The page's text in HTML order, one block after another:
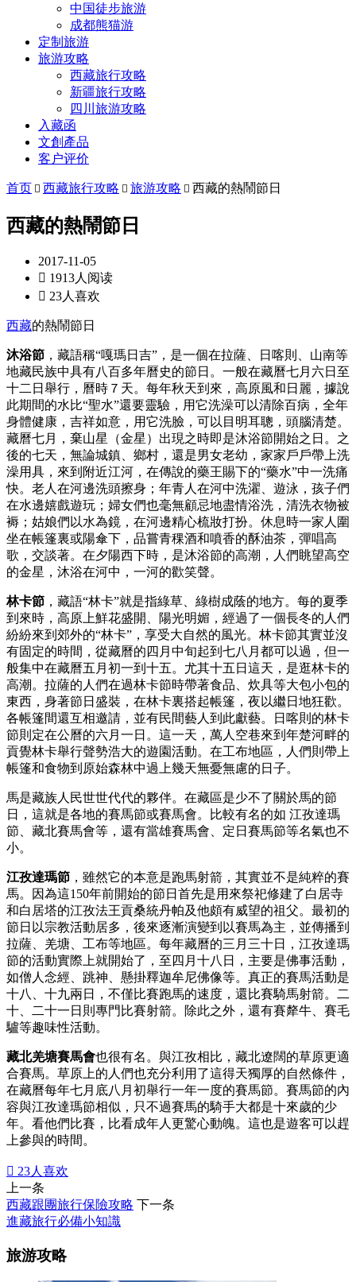
中国徒步旅游
成都熊猫游
定制旅游
旅游攻略
西藏旅行攻略
新疆旅行攻略
四川旅游攻略
入藏函
文創產品
客户评价
首页  西藏旅行攻略  旅游攻略  西藏的熱鬧節日
西藏的熱鬧節日
2017-11-05
 1913人阅读
 23人喜欢
西藏的熱鬧節日
沐浴節 ，藏語稱“嘎瑪日吉”，是一個在拉薩、日喀則、山南等
地藏民族中具有八百多年曆史的節日。一般在藏曆七月六日至
十二日舉行，曆時７天。每年秋天到來，高原風和日麗，據說
此期間的水比“聖水”還要靈驗，用它洗澡可以清除百病，全年
身體健康，吉祥如意，用它洗臉，可以目明耳聰，頭腦清楚。
藏曆七月，棄山星（金星）出現之時即是沐浴節開始之日。之
後的七天，無論城鎮、鄉村，還是男女老幼，家家戶戶帶上洗
澡用具，來到附近江河，在傳說的藥王賜下的“藥水”中一洗痛
快。老人在河邊洗頭擦身；年青人在河中洗濯、遊泳，孩子們
在水邊嬉戲遊玩；婦女們也毫無顧忌地盡情浴洗，清洗衣物被
褥；姑娘們以水為鏡，在河邊精心梳妝打扮。休息時一家人圍
坐在帳篷裏或陽傘下，品嘗青稞酒和噴香的酥油茶，彈唱高
歌，交談著。在夕陽西下時，是沐浴節的高潮，人們眺望高空
的金星，沐浴在河中，一河的歡笑聲。
林卡節 ，藏語“林卡”就是指綠草、綠樹成蔭的地方。每的夏季
到來時，高原上鮮花盛開、陽光明媚，經過了一個長冬的人們
紛紛來到郊外的“林卡”，享受大自然的風光。林卡節其實並沒
有固定的時間，從藏曆的四月中旬起到七八月都可以過，但一
般集中在藏曆五月初一到十五。尤其十五日這天，是逛林卡的
高潮。拉薩的人們在過林卡節時帶著食品、炊具等大包小包的
東西，身著節日盛裝，在林卡裏搭起帳篷，夜以繼日地狂歡。
各帳篷間還互相邀請，並有民間藝人到此獻藝。日喀則的林卡
節則定在公曆的六月一日。這一天，萬人空巷來到年楚河畔的
貢覺林卡舉行聲勢浩大的遊園活動。在工布地區，人們則帶上
帳篷和食物到原始森林中過上幾天無憂無慮的日子。
馬是藏族人民世世代代的夥伴。在藏區是少不了關於馬的節
日，這就是各地的賽馬節或賽馬會。比較有名的如 江孜達瑪
節、藏北賽馬會等，還有當雄賽馬會、定日賽馬節等名氣也不
小。
江孜達瑪節 ，雖然它的本意是跑馬射箭，其實並不是純粹的賽
馬。因為這150年前開始的節日首先是用來祭祀修建了白居寺
和白居塔的江孜法王貢桑統丹帕及他頗有威望的祖父。最初的
節日以宗教活動居多，後來逐漸演變到以賽馬為主，並傳播到
拉薩、羌塘、工布等地區。每年藏曆的三月三十日，江孜達瑪
節的活動實際上就開始了，至四月十八日，主要是佛事活動，
如僧人念經、跳神、懸掛釋迦牟尼佛像等。真正的賽馬活動是
十八、十九兩日，不僅比賽跑馬的速度，還比賽騎馬射箭。二
十、二十一日則專門比賽射箭。除此之外，還有賽犛牛、賽毛
驢等趣味性活動。
藏北羌塘賽馬會也很有名。與江孜相比，藏北遼闊的草原更適
合賽馬。草原上的人們也充分利用了這得天獨厚的自然條件，
在藏曆每年七月底八月初舉行一年一度的賽馬節。賽馬節的內
容與江孜達瑪節相似，只不過賽馬的騎手大都是十來歲的少
年。看他們比賽，比看成年人更驚心動魄。這也是遊客可以趕
上參與的時間。
 23人喜欢
上一条
西藏跟團旅行保險攻略 下一条
進藏旅行必備小知識
旅游攻略